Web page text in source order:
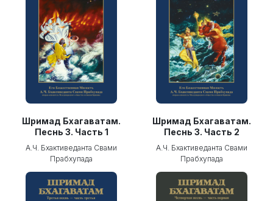
Шримад Бхагаватам.
Песнь 3. Часть 1
А.Ч. Бхактиведанта Свами
Прабхупада
Шримад Бхагаватам.
Песнь 3. Часть 2
А.Ч. Бхактиведанта Свами
Прабхупада